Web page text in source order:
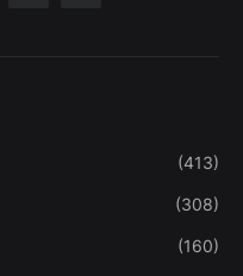
(413)
(308)
(160)